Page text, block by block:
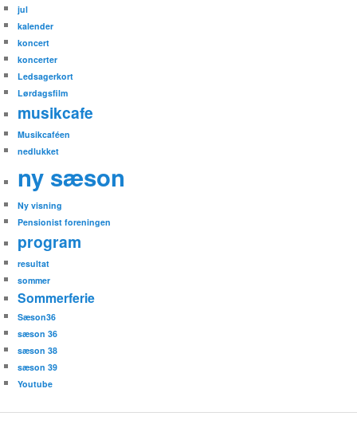
jul
kalender
koncert
koncerter
Ledsagerkort
Lørdagsfilm
musikcafe
Musikcaféen
nedlukket
ny sæson
Ny visning
Pensionist foreningen
program
resultat
sommer
Sommerferie
Sæson36
sæson 36
sæson 38
sæson 39
Youtube